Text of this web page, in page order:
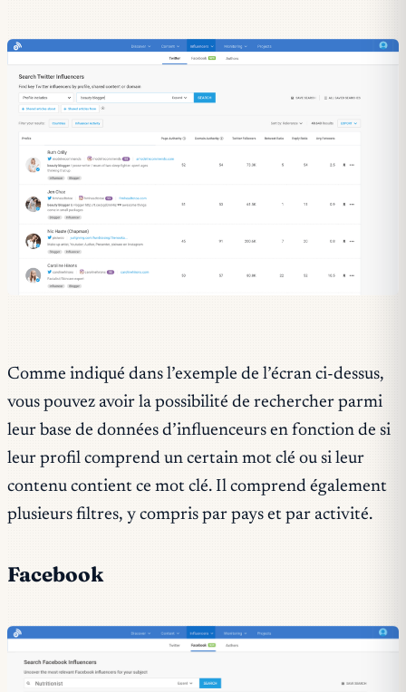
Comme indiqué dans l’exemple de l’écran ci-dessus,
vous pouvez avoir la possibilité de rechercher parmi
leur base de données d’influenceurs en fonction de si
leur profil comprend un certain mot clé ou si leur
contenu contient ce mot clé. Il comprend également
plusieurs filtres, y compris par pays et par activité.
Facebook